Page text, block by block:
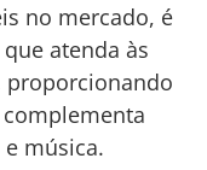
no mercado, é
atenda às
proporcionando
música.